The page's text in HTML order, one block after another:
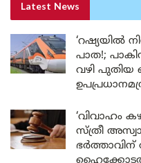
Latest News
‘റഷ്യയിൽ
പാത!;
വഴി പുതിയ
‘വിവാഹം
സ്ത്രീ